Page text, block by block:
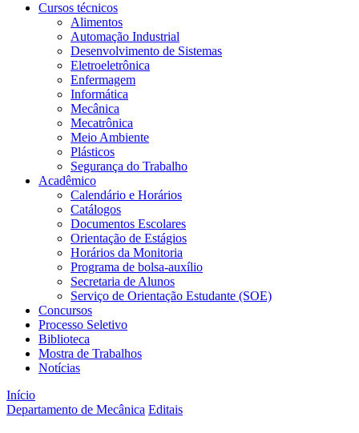
Cursos técnicos
Alimentos
Automação Industrial
Desenvolvimento de Sistemas
Eletroeletrônica
Enfermagem
Informática
Mecânica
Mecatrônica
Meio Ambiente
Plásticos
Segurança do Trabalho
Acadêmico
Calendário e Horários
Catálogos
Documentos Escolares
Orientação de Estágios
Horários da Monitoria
Programa de bolsa-auxílio
Secretaria de Alunos
Serviço de Orientação Estudante (SOE)
Concursos
Processo Seletivo
Biblioteca
Mostra de Trabalhos
Notícias
Início
Departamento de Mecânica Editais